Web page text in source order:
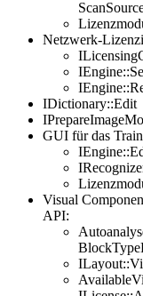
Netzwerk-
IDictionary::Edit
GUI für das
Visual
API: